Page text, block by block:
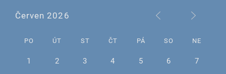
Červen 2026
PO ÚT ST ČT PÁ SO NE
1 2 3 4 5 6
7